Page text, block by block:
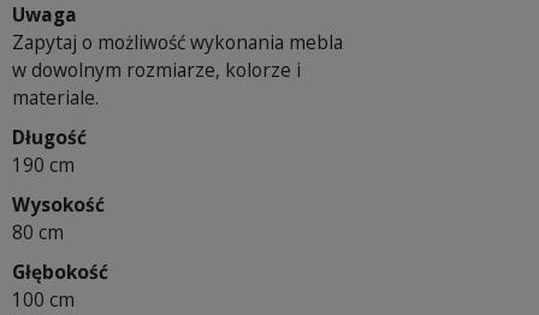
Uwaga
Zapytaj o możliwość wykonania mebla
w dowolnym rozmiarze, kolorze i
materiale.
Długość
190 cm
Wysokość
80 cm
Głębokość
100 cm